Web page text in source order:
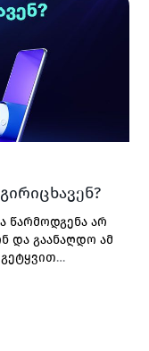
წარმოდგენა არ
და გაანაღდო ამ